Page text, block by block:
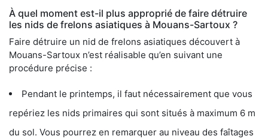
À quel moment est-il plus approprié de faire détruire
les nids de frelons asiatiques à Mouans-Sartoux ?
Faire détruire un nid de frelons asiatiques découvert à
Mouans-Sartoux n’est réalisable qu’en suivant une
procédure précise :
Pendant le printemps, il faut nécessairement que vous
repériez les nids primaires qui sont situés à maximum 6 m
du sol. Vous pourrez en remarquer au niveau des faîtages